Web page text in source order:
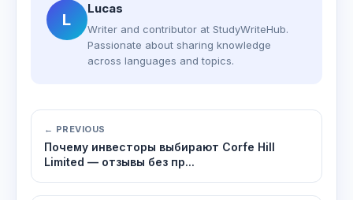
L
Lucas
Writer and contributor at StudyWriteHub.
Passionate about sharing knowledge
across languages and topics.
← PREVIOUS
Почему инвесторы выбирают Corfe Hill
Limited — отзывы без пр...